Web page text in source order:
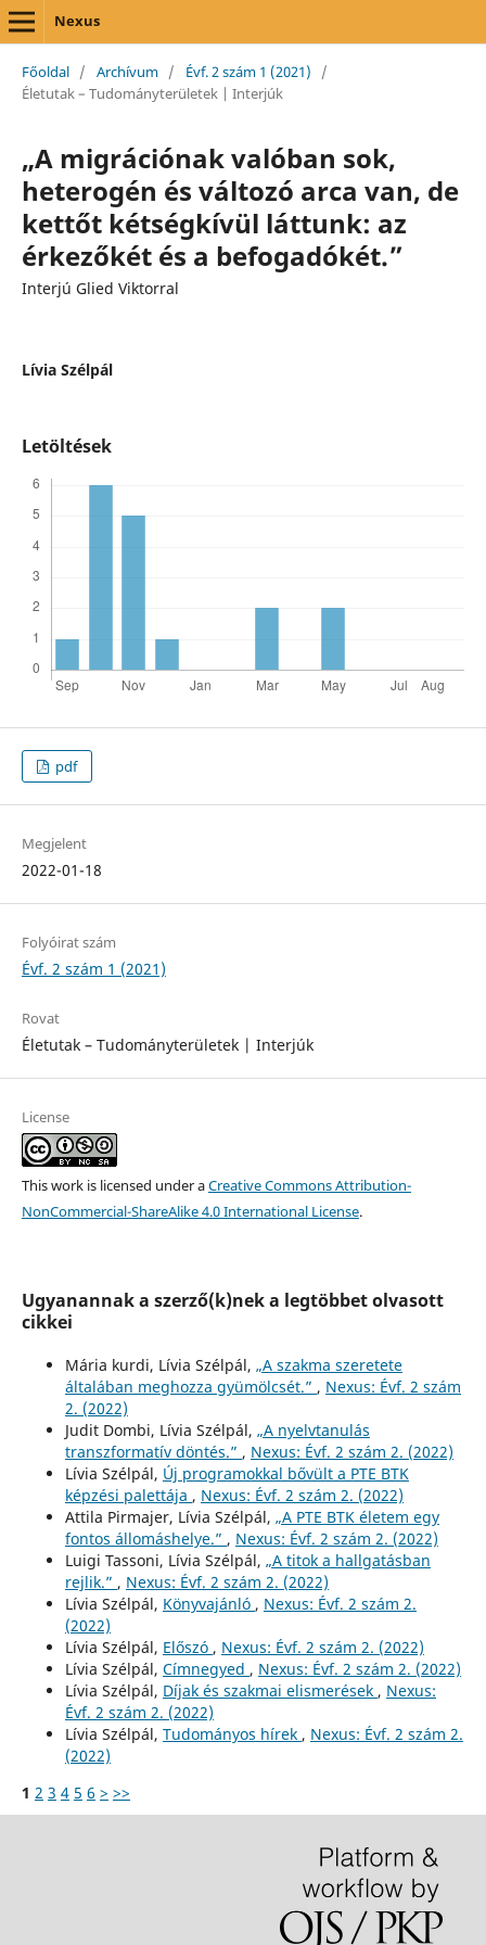
Nexus
Főoldal / Archívum / Évf. 2 szám 1 (2021)
/
Életutak – Tudományterületek | Interjúk
„A migrációnak valóban sok,
heterogén és változó arca van, de
kettőt kétségkívül láttunk: az
érkezőkét és a befogadókét.”
Interjú Glied Viktorral
Lívia Szélpál
Letöltések
pdf
Megjelent
2022-01-18
Folyóirat szám
Évf. 2 szám 1 (2021)
Rovat
Életutak – Tudományterületek | Interjúk
License
This work is licensed under aCreative Commons Attribution-
NonCommercial-ShareAlike 4.0 International License.
Ugyanannak a szerző(k)nek a legtöbbet olvasott
cikkei
Mária kurdi, Lívia Szélpál, „A szakma szeretete
általában meghozza gyümölcsét.” , Nexus: Évf. 2 szám
2. (2022)
Judit Dombi, Lívia Szélpál, „A nyelvtanulás
transzformatív döntés.” , Nexus: Évf. 2 szám 2. (2022)
Lívia Szélpál, Új programokkal bővült a PTE BTK
képzési palettája , Nexus: Évf. 2 szám 2. (2022)
Attila Pirmajer, Lívia Szélpál, „A PTE BTK életem egy
fontos állomáshelye.” , Nexus: Évf. 2 szám 2. (2022)
Luigi Tassoni, Lívia Szélpál, „A titok a hallgatásban
rejlik.” , Nexus: Évf. 2 szám 2. (2022)
Lívia Szélpál, Könyvajánló , Nexus: Évf. 2 szám 2.
(2022)
Lívia Szélpál, Előszó , Nexus: Évf. 2 szám 2. (2022)
Lívia Szélpál, Címnegyed , Nexus: Évf. 2 szám 2. (2022)
Lívia Szélpál, Díjak és szakmai elismerések , Nexus:
Évf. 2 szám 2. (2022)
Lívia Szélpál, Tudományos hírek , Nexus: Évf. 2 szám 2.
(2022)
1 2 3 4 5 6 > >>